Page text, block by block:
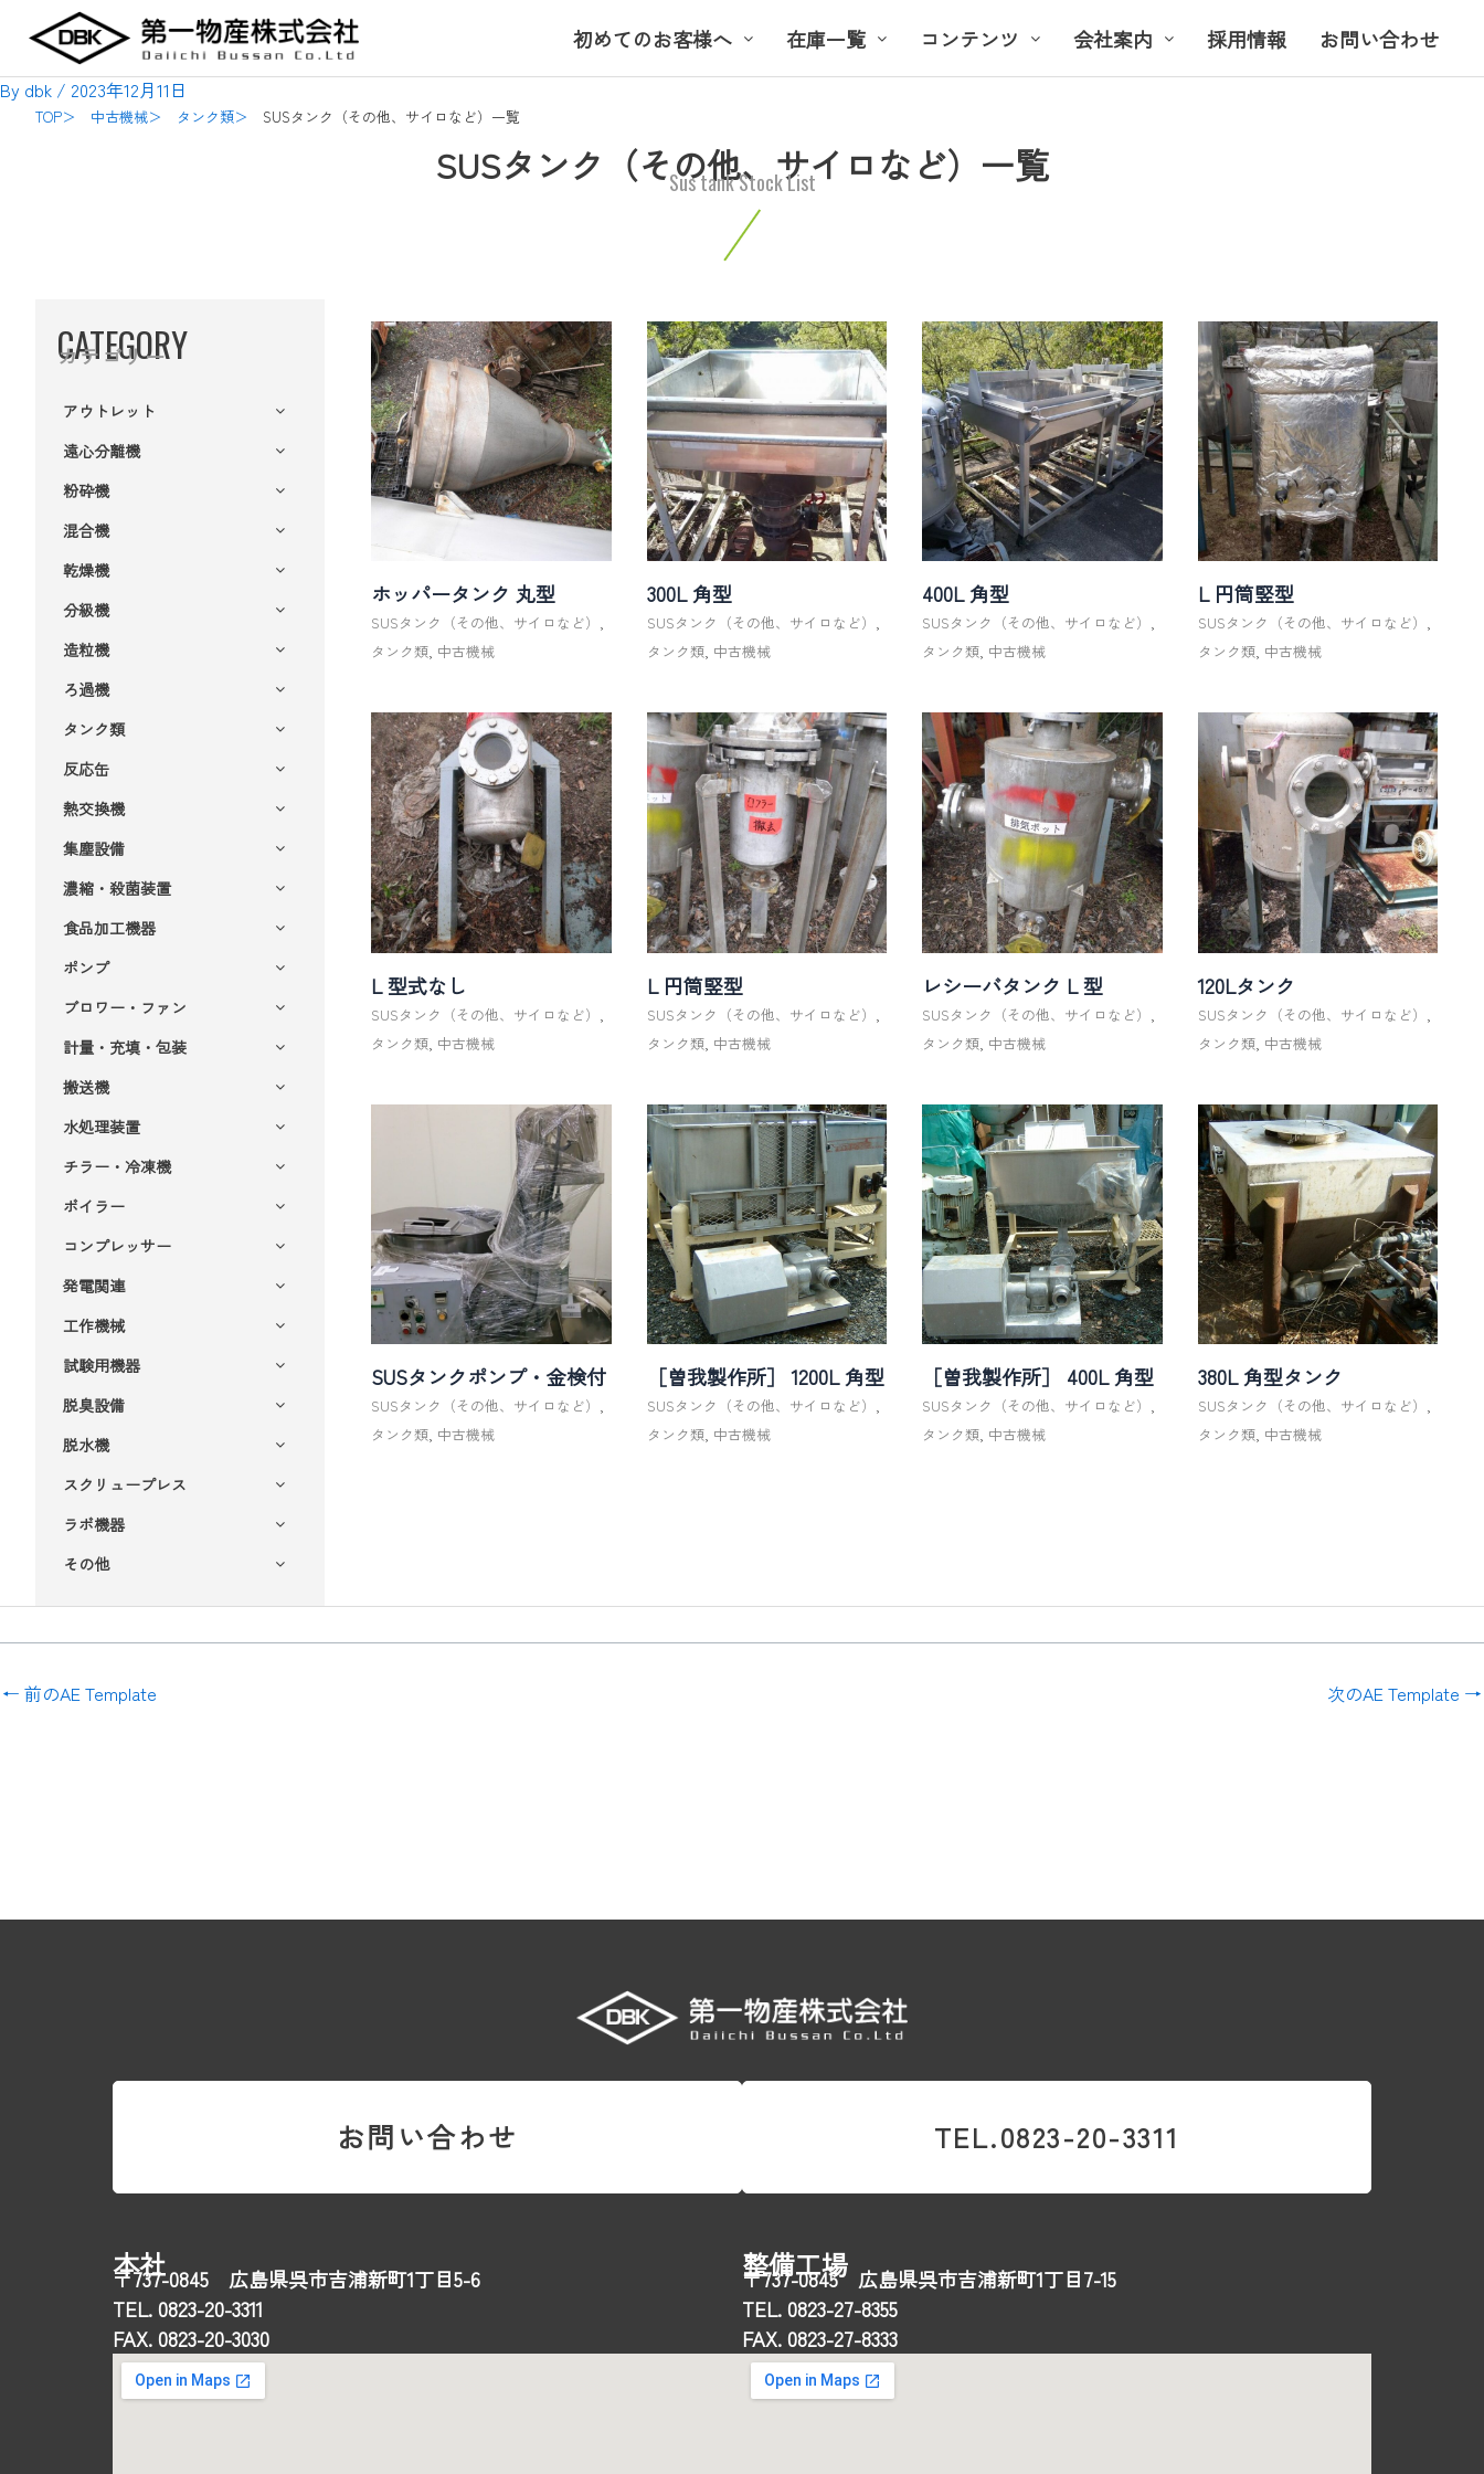
を
ス
初めてのお客様へ 在庫一覧 コンテンツ 会社案内 採用情報 お問い合わせ
By dbk / 2023年12月11日
TOP＞ 中古機械＞ タンク類＞ SUSタンク（その他、サイロなど）一覧
SUSタンク（その他、サイロなど）一覧
Sus tank Stock List
CATEGORY
カテゴリー
アウトレット
遠心分離機
粉砕機
混合機
乾燥機
分級機
造粒機
ろ過機
タンク類
反応缶
熱交換機
集塵設備
濃縮・殺菌装置
食品加工機器
ポンプ
ブロワー・ファン
計量・充填・包装
搬送機
水処理装置
チラー・冷凍機
ボイラー
コンプレッサー
発電関連
工作機械
試験用機器
脱臭設備
脱水機
スクリュープレス
ラボ機器
その他
ホッパータンク 丸型
SUSタンク（その他、サイロなど） ,
タンク類, 中古機械
300L 角型
SUSタンク（その他、サイロなど） ,
タンク類, 中古機械
400L 角型
SUSタンク（その他、サイロなど） ,
タンク類, 中古機械
L 円筒竪型
SUSタンク（その他、サイロなど） ,
タンク類, 中古機械
L 型式なし
SUSタンク（その他、サイロなど）
タンク類 中古機械
L 円筒竪型
SUSタンク（その他、サイロなど）
タンク類, 中古機械
レシーバタンク L 型
SUSタンク（その他、サイロなど）
タンク類 中古機械
120Lタンク
SUSタンク（その他、サイロなど）
タンク類, 中古機械
SUSタンクポンプ・金検付
SUSタンク（その他、サイロなど） ,
タンク類, 中古機械
［曽我製作所］ 1200L 角型
SUSタンク（その他、サイロなど） ,
タンク類, 中古機械
［曽我製作所］ 400L 角型
SUSタンク（その他、サイロなど） ,
タンク類, 中古機械
380L 角型タンク
SUSタンク（その他、サイロなど） ,
タンク類, 中古機械
navigation
← 前のAE Template 次のAE Template →
お問い合わせ TEL.0823-20-3311
本社
〒737-0845 広島県呉市吉浦新町1丁目5-6
TEL. 0823-20-3311
FAX. 0823-20-3030
整備工場
〒737-0845 広島県呉市吉浦新町1丁目7-15
TEL. 0823-27-8355
FAX. 0823-27-8333